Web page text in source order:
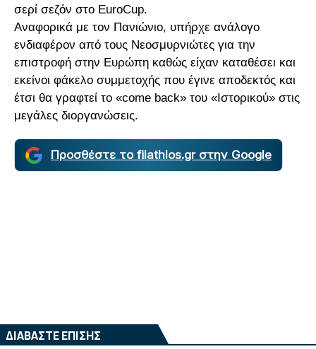
σερί σεζόν στο EuroCup.
Αναφορικά με τον Πανιώνιο, υπήρχε ανάλογο
ενδιαφέρον από τους Νεοσμυρνιώτες για την
επιστροφή στην Ευρώπη καθώς είχαν καταθέσει και
εκείνοι φάκελο συμμετοχής που έγινε αποδεκτός και
έτσι θα γραφτεί το «come back» του «Ιστορικού» στις
μεγάλες διοργανώσεις.
Προσθέστε το filathlos.gr στην Google
ΔΙΑΒΑΣΤΕ ΕΠΙΣΗΣ